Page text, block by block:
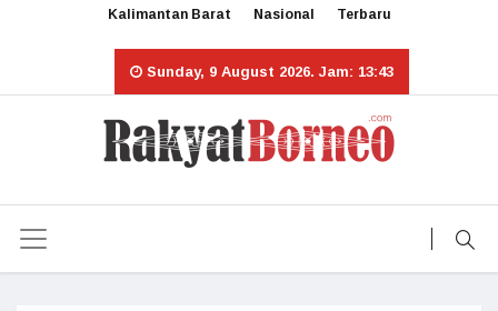
Kalimantan Barat Nasional Terbaru
Sunday, 9 August 2026. Jam: 13:43